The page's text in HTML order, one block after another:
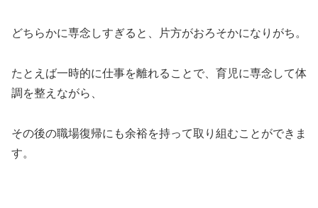
どちらかに専念しすぎると、片方がおろそかになりがち。
たとえば一時的に仕事を離れることで、育児に専念して体
調を整えながら、
その後の職場復帰にも余裕を持って取り組むことができま
す。